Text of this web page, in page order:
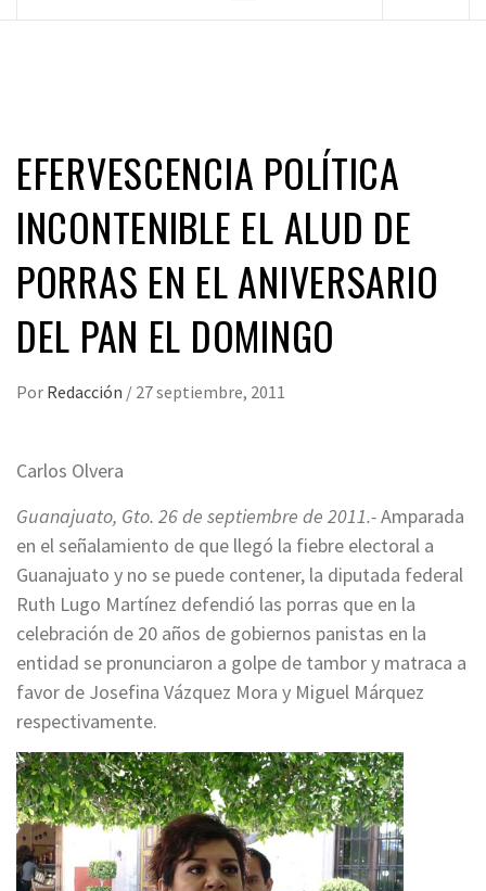
EFERVESCENCIA POLÍTICA
INCONTENIBLE EL ALUD DE
PORRAS EN EL ANIVERSARIO
DEL PAN EL DOMINGO
Por Redacción / 27 septiembre, 2011
Carlos Olvera
Guanajuato, Gto. 26 de septiembre de 2011.-Amparada
en el señalamiento de que llegó la fiebre electoral a
Guanajuato y no se puede contener, la diputada federal
Ruth Lugo Martínez defendió las porras que en la
celebración de 20 años de gobiernos panistas en la
entidad se pronunciaron a golpe de tambor y matraca a
favor de Josefina Vázquez Mora y Miguel Márquez
respectivamente.